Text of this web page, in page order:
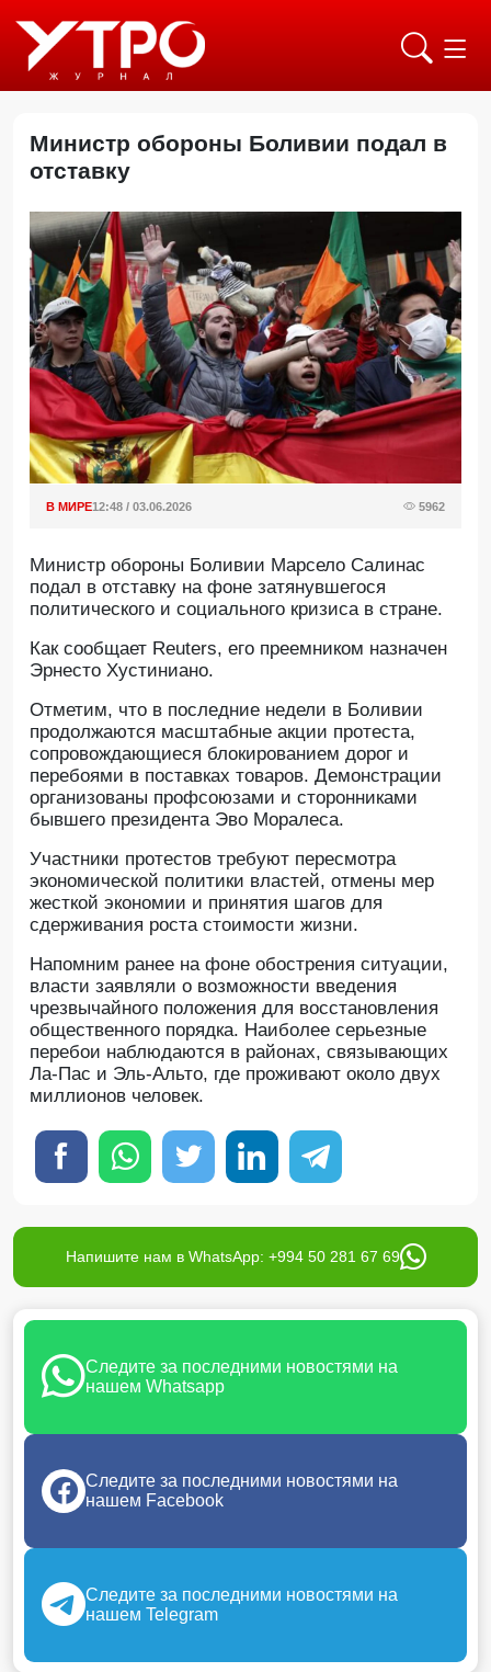
Министр обороны Боливии подал в
отставку
В МИРЕ12:48 / 03.06.2026 5962
Министр обороны Боливии Марсело Салинас
подал в отставку на фоне затянувшегося
политического и социального кризиса в стране.
Как сообщает Reuters, его преемником назначен
Эрнесто Хустиниано.
Отметим, что в последние недели в Боливии
продолжаются масштабные акции протеста,
сопровождающиеся блокированием дорог и
перебоями в поставках товаров. Демонстрации
организованы профсоюзами и сторонниками
бывшего президента Эво Моралеса.
Участники протестов требуют пересмотра
экономической политики властей, отмены мер
жесткой экономии и принятия шагов для
сдерживания роста стоимости жизни.
Напомним ранее на фоне обострения ситуации,
власти заявляли о возможности введения
чрезвычайного положения для восстановления
общественного порядка. Наиболее серьезные
перебои наблюдаются в районах, связывающих
Ла-Пас и Эль-Альто, где проживают около двух
миллионов человек.
Напишите нам в WhatsApp: +994 50 281 67 69
Следите за последними новостями на
нашем Whatsapp
Следите за последними новостями на
нашем Facebook
Следите за последними новостями на
нашем Telegram